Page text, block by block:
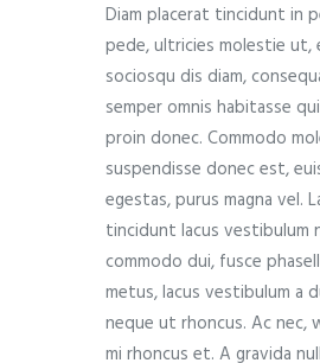
Diam placerat tincidunt in
pede, ultricies molestie ut,
sociosqu dis diam,
semper omnis habitasse
proin donec. Commodo
suspendisse donec est,
egestas, purus magna vel.
tincidunt lacus vestibulum
commodo dui, fusce
metus, lacus vestibulum a
neque ut rhoncus. Ac nec,
mi rhoncus et. A gravida